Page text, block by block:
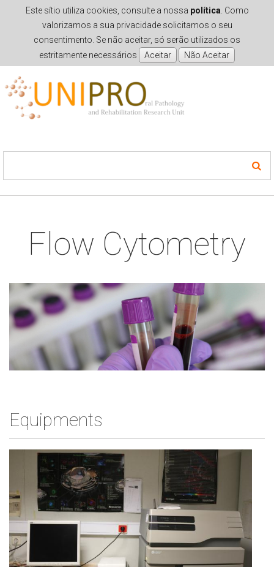
Este sítio utiliza cookies, consulte a nossa política . Como
valorizamos a sua privacidade solicitamos o seu
consentimento. Se não aceitar, só serão utilizados os
estritamente necessários
Skip to navigation
Skip to main content
Flow Cytometry
Equipments